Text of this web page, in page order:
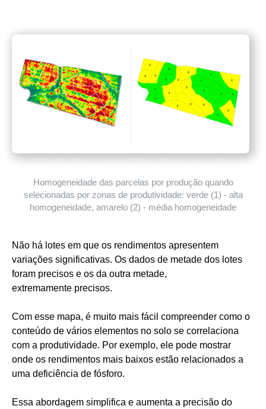
Homogeneidade das parcelas por produção quando
selecionadas por zonas de produtividade: verde (1) - alta
homogeneidade, amarelo (2) - média homogeneidade
Não há lotes em que os rendimentos apresentem
variações significativas. Os dados de metade dos lotes
foram precisos e os da outra metade,
extremamente precisos.
Com esse mapa, é muito mais fácil compreender como o
conteúdo de vários elementos no solo se correlaciona
com a produtividade. Por exemplo, ele pode mostrar
onde os rendimentos mais baixos estão relacionados a
uma deficiência de fósforo.
Essa abordagem simplifica e aumenta a precisão do